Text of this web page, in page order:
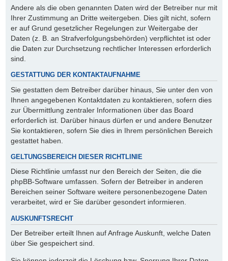
Andere als die oben genannten Daten wird der Betreiber nur mit
Ihrer Zustimmung an Dritte weitergeben. Dies gilt nicht, sofern
er auf Grund gesetzlicher Regelungen zur Weitergabe der
Daten (z. B. an Strafverfolgungsbehörden) verpflichtet ist oder
die Daten zur Durchsetzung rechtlicher Interessen erforderlich
sind.
GESTATTUNG DER KONTAKTAUFNAHME
Sie gestatten dem Betreiber darüber hinaus, Sie unter den von
Ihnen angegebenen Kontaktdaten zu kontaktieren, sofern dies
zur Übermittlung zentraler Informationen über das Board
erforderlich ist. Darüber hinaus dürfen er und andere Benutzer
Sie kontaktieren, sofern Sie dies in Ihrem persönlichen Bereich
gestattet haben.
GELTUNGSBEREICH DIESER RICHTLINIE
Diese Richtlinie umfasst nur den Bereich der Seiten, die die
phpBB-Software umfassen. Sofern der Betreiber in anderen
Bereichen seiner Software weitere personenbezogene Daten
verarbeitet, wird er Sie darüber gesondert informieren.
AUSKUNFTSRECHT
Der Betreiber erteilt Ihnen auf Anfrage Auskunft, welche Daten
über Sie gespeichert sind.